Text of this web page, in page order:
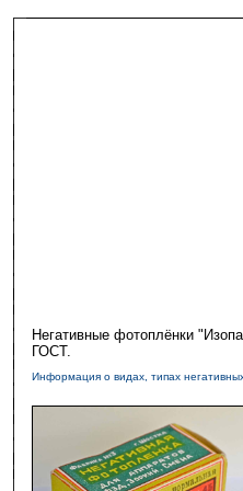
Негативные фотоплёнки
ГОСТ.
Информация о видах, типах